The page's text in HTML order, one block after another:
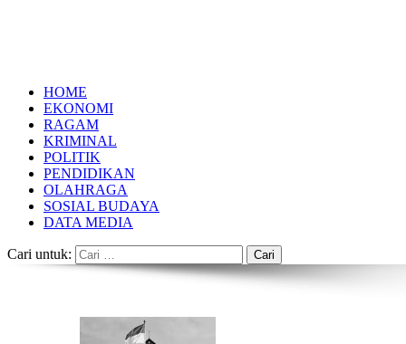
HOME
EKONOMI
RAGAM
KRIMINAL
POLITIK
PENDIDIKAN
OLAHRAGA
SOSIAL BUDAYA
DATA MEDIA
Cari untuk: